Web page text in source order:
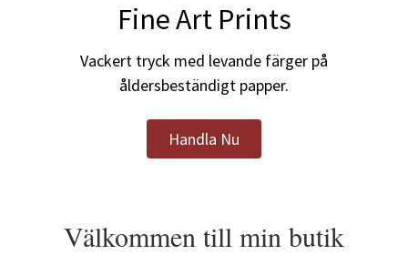
Fine Art Prints
Vackert tryck med levande färger på
åldersbeständigt papper.
Handla Nu
Välkommen till min butik